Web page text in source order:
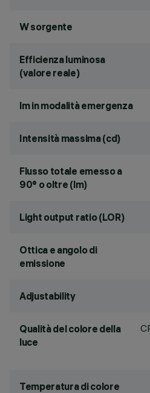
W sorgente
Efficienza luminosa
(valore reale)
lm in modalità emergenza
Intensità massima (cd)
Flusso totale emesso a
90° o oltre (lm)
Light output ratio (LOR)
Ottica e angolo di
emissione
Adjustability
Qualità del colore della
luce
Temperatura di colore